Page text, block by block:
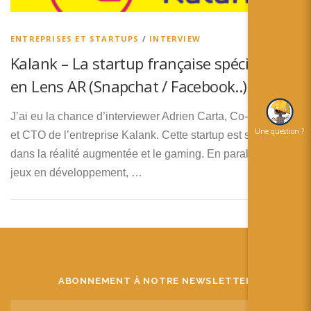
Español
ENTREPRISES ET STARTUPS / INTERVIEW
Kalank – La startup française spécialisée
en Lens AR (Snapchat / Facebook..)
J’ai eu la chance d’interviewer Adrien Carta, Co-Fondateur
et CTO de l’entreprise Kalank. Cette startup est spécialisée
dans la réalité augmentée et le gaming. En parallèle des
jeux en développement, …
ABONNEMENT À NOTRE NEWSLETTER
Une question ?